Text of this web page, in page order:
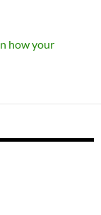
how your